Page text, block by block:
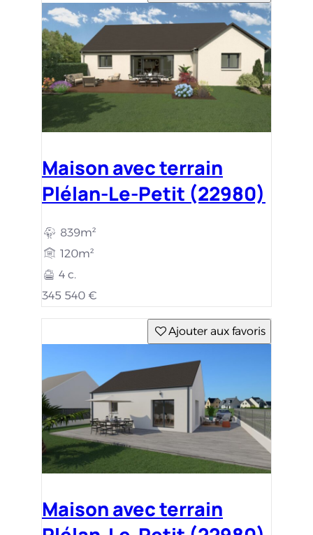
Maison avec terrain
Plélan-Le-Petit (22980)
839m²
120m²
4 c.
345 540 €
Ajouter aux favoris
Maison avec terrain